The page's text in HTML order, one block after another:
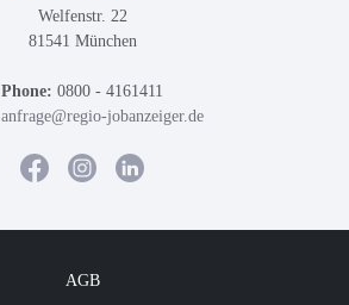
Welfenstr. 22
81541 München
Phone: 0800 - 4161411
anfrage@regio-jobanzeiger.de
AGB